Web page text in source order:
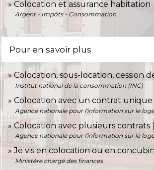
Colocation et assurance habitation
Argent - Impôts - Consommation
Pour en savoir plus
Colocation, sous-location, cession
Institut national de la consommation (INC)
Colocation avec un contrat unique
Agence nationale pour l'information sur le
Colocation avec plusieurs contrats
Agence nationale pour l'information sur le
Je vis en colocation ou en
Ministère chargé des finances